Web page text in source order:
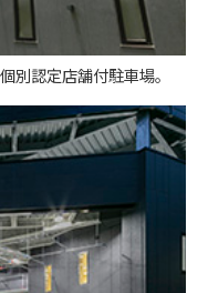
別認定店舗付駐車場。